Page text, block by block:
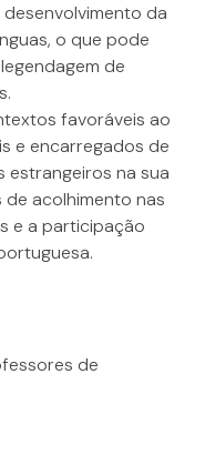
da
o que pode
de
favoráveis ao
e encarregados de
estrangeiros na sua
acolhimento nas
e a participação
de